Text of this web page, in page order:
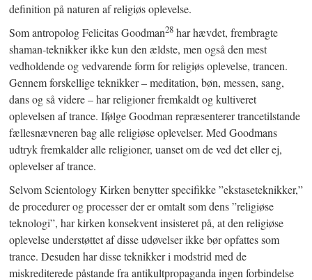
definition på naturen af religiøs oplevelse.
Som antropolog Felicitas Goodman28 har hævdet, frembragte
shaman-teknikker ikke kun den ældste, men også den mest
vedholdende og vedvarende form for religiøs oplevelse, trancen.
Gennem forskellige teknikker – meditation, bøn, messen, sang,
dans og så videre – har religioner fremkaldt og kultiveret
oplevelsen af trance. Ifølge Goodman repræsenterer trancetilstande
fællesnævneren bag alle religiøse oplevelser. Med Goodmans
udtryk fremkalder alle religioner, uanset om de ved det eller ej,
oplevelser af trance.
Selvom Scientology Kirken benytter specifikke ”ekstaseteknikker,”
de procedurer og processer der er omtalt som dens ”religiøse
teknologi”, har kirken konsekvent insisteret på, at den religiøse
oplevelse understøttet af disse udøvelser ikke bør opfattes som
trance. Desuden har disse teknikker i modstrid med de
miskrediterede påstande fra antikultpropaganda ingen forbindelse